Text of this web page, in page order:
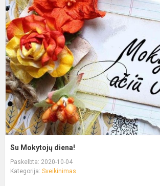
Su Mokytojų diena!
Paskelbta: 2020-10-04
Kategorija: Sveikinimas